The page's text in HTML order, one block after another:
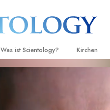
Was ist Scientology? Kirchen
Finden
Ideale